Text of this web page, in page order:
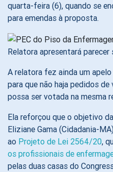
quarta-feira (6), quando se
para emendas à proposta.
Relatora apresentará
A relatora fez ainda um
para que não haja pedidos
possa ser votada na mesma
Ela reforçou que o objetivo
Eliziane Gama (Cidadania-
ao Projeto de Lei 2564/20,
os profissionais de
pelas duas casas do